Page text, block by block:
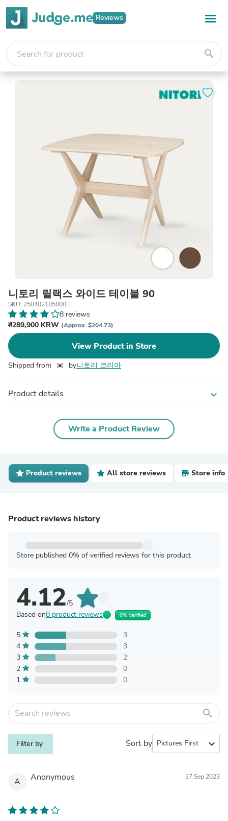
Reviews
search
니토리 릴랙스 와이드 테이블 90
SKU: 250402185800
8 reviews
₩289,900 KRW (Approx. $204.73)
View Product in Store
Shipped from by니토리 코리아
Product details expand_more
Write a Product Review
Product reviews All store reviews Store info
Product reviews history
Store published 0% of verified reviews for this product
4.12/5
Based on8 product reviews 0% Verified
5
3
4
3
3
2
2
0
1
0
search
Filter by Sort by expand_more
A Anonymous 27 Sep 2023